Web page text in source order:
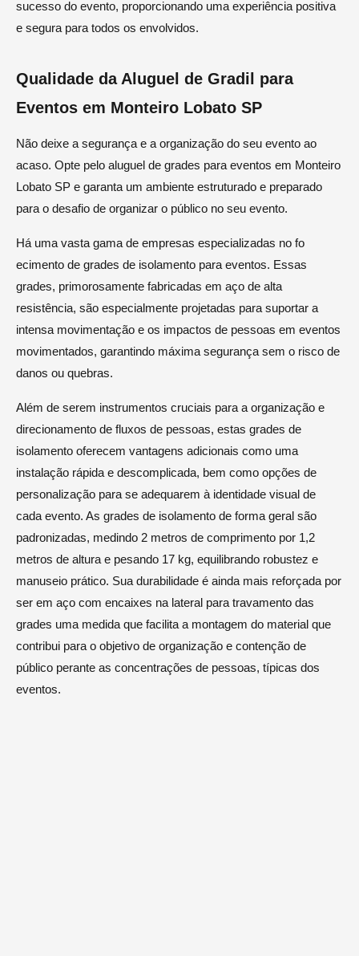
sucesso do evento, proporcionando uma experiência positiva
e segura para todos os envolvidos.
Qualidade da Aluguel de Gradil para
Eventos em Monteiro Lobato SP
Não deixe a segurança e a organização do seu evento ao
acaso. Opte pelo aluguel de grades para eventos em Monteiro
Lobato SP e garanta um ambiente estruturado e preparado
para o desafio de organizar o público no seu evento.
Há uma vasta gama de empresas especializadas no fo
ecimento de grades de isolamento para eventos. Essas
grades, primorosamente fabricadas em aço de alta
resistência, são especialmente projetadas para suportar a
intensa movimentação e os impactos de pessoas em eventos
movimentados, garantindo máxima segurança sem o risco de
danos ou quebras.
Além de serem instrumentos cruciais para a organização e
direcionamento de fluxos de pessoas, estas grades de
isolamento oferecem vantagens adicionais como uma
instalação rápida e descomplicada, bem como opções de
personalização para se adequarem à identidade visual de
cada evento. As grades de isolamento de forma geral são
padronizadas, medindo 2 metros de comprimento por 1,2
metros de altura e pesando 17 kg, equilibrando robustez e
manuseio prático. Sua durabilidade é ainda mais reforçada por
ser em aço com encaixes na lateral para travamento das
grades uma medida que facilita a montagem do material que
contribui para o objetivo de organização e contenção de
público perante as concentrações de pessoas, típicas dos
eventos.